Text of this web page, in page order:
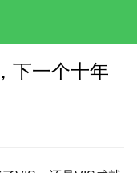
下一个十年